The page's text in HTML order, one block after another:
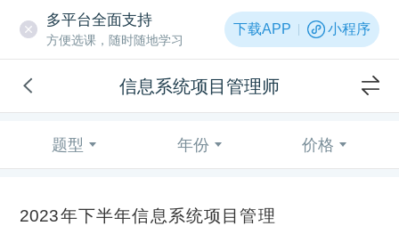
多平台全面支持
方便选课，随时随地学习
下载APP 小程序
信息系统项目管理师
题型 年份 价格
2023年下半年信息系统项目管理